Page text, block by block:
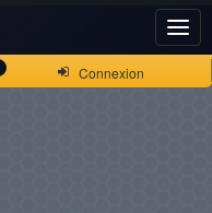
Connexion